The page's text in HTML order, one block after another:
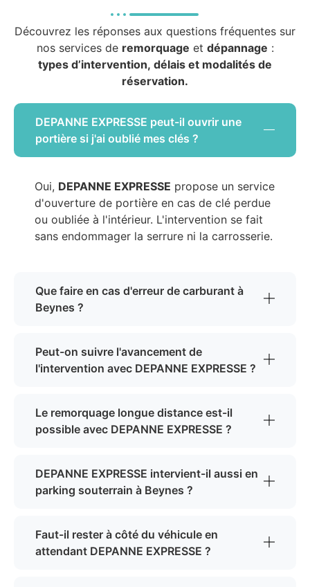
Découvrez les réponses aux questions fréquentes sur
nos services de remorquage et dépannage :
types d’intervention, délais et modalités de
réservation.
DEPANNE EXPRESSE peut-il ouvrir une
portière si j'ai oublié mes clés ?
Oui, DEPANNE EXPRESSE propose un service
d'ouverture de portière en cas de clé perdue
ou oubliée à l'intérieur. L'intervention se fait
sans endommager la serrure ni la carrosserie.
Que faire en cas d'erreur de carburant à
Beynes ?
Peut-on suivre l'avancement de
l'intervention avec DEPANNE EXPRESSE ?
Le remorquage longue distance est-il
possible avec DEPANNE EXPRESSE ?
DEPANNE EXPRESSE intervient-il aussi en
parking souterrain à Beynes ?
Faut-il rester à côté du véhicule en
attendant DEPANNE EXPRESSE ?